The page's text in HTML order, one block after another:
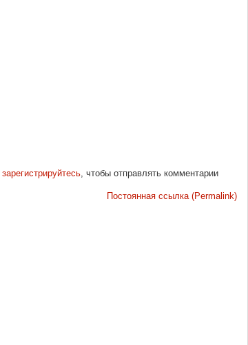
зарегистрируйтесь, чтобы отправлять комментарии
Постоянная ссылка (Permalink)